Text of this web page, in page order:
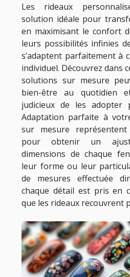
Les rideaux
solution idéale pour
en maximisant le confort
leurs possibilités infinies
s’adaptent parfaitement à
individuel. Découvrez dans
solutions sur mesure
bien-être au quotidien
judicieux de les adopter
Adaptation parfaite à
sur mesure
pour obtenir un
dimensions de chaque
leur forme ou leur
de mesures effectuée
chaque détail est pris en
que les rideaux recouvrent